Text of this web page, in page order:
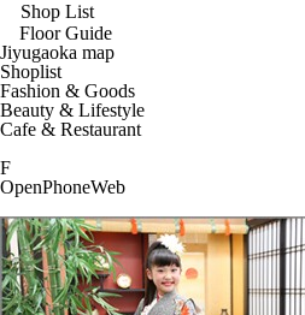
Shop List
Floor Guide
Jiyugaoka map
Shoplist
Fashion & Goods
Beauty & Lifestyle
Cafe & Restaurant
F
OpenPhoneWeb